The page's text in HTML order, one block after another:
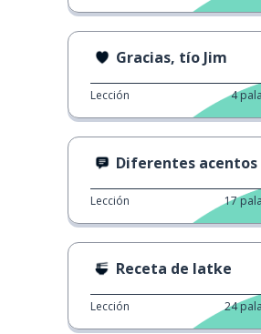
Gracias, tío Jim
Lección 4
Diferentes acentos
Lección 17
Receta de latke
Lección 24